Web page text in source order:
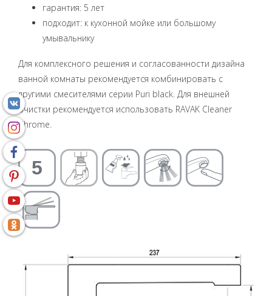
гарантия: 5 лет
подходит: к кухонной мойке или большому
умывальнику
Для комплексного решения и согласованности дизайна
ванной комнаты рекомендуется комбинировать с
другими смесителями серии Puri black. Для внешней
очистки рекомендуется использовать RAVAK Cleaner
Chrome.